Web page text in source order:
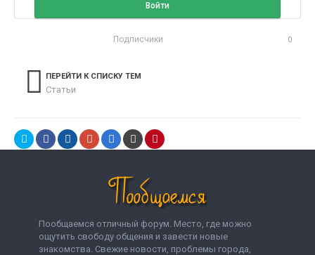
Войти
Подписчики 0
ПЕРЕЙТИ К СПИСКУ ТЕМ
Статьи
Пообщаемся отличный форум. Место, где можно
ощутить свободу общения и завести новые
знакомства. Свежие новости, проблемы города,